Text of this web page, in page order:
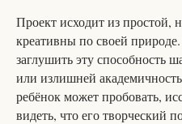
Проект исходит из простой,
креативны по своей
заглушить эту способность
или излишней
ребёнок может пробовать,
видеть, что его творческий